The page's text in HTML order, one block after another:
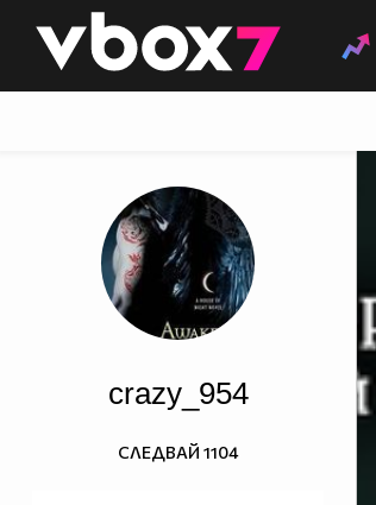
👾
crazy_954
СЛЕДВАЙ 1104